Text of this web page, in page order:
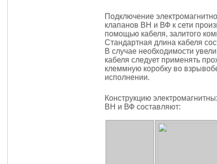
Подключение
клапанов ВН и ВФ к сети
помощью кабеля, залитого
Стандартная длина кабеля
В случае необходимости
кабеля следует применять
клеммную коробку во
исполнении.
Конструкцию
ВН и ВФ составляют: